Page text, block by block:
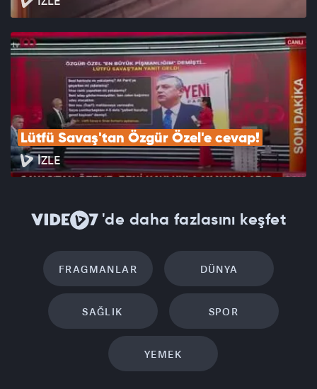
Lütfü Savaş'tan Özgür Özel'e cevap!
İZLE
'de daha fazlasını keşfet
FRAGMANLAR DÜNYA
SAĞLIK SPOR
YEMEK